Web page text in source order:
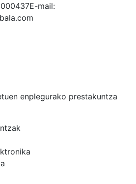
mail:
enplegurako prestakuntza